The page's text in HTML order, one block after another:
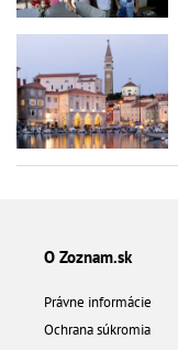
O Zoznam.sk
Právne informácie
Ochrana súkromia